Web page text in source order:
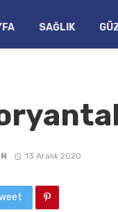
SAĞLIK
13 Aralık 2020